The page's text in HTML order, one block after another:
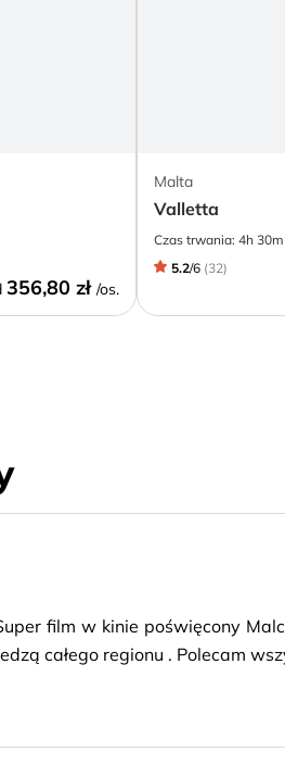
356,80 zł /os.
Malta
Valletta
Czas trwania: 4h 30m
5.2/6 (32)
film w kinie poświęcony
całego regionu . Polecam